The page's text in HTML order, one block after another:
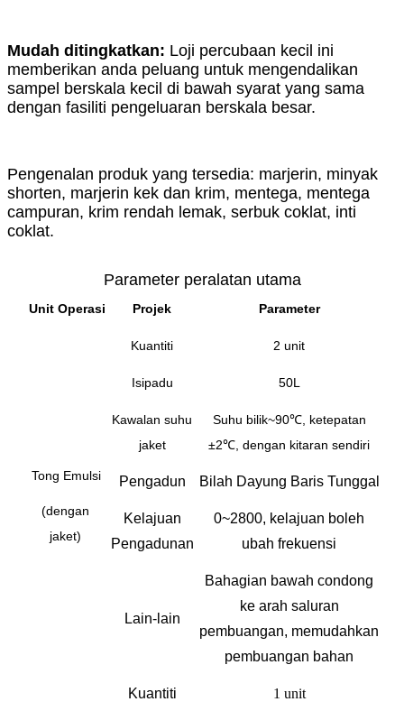
Mudah ditingkatkan: Loji percubaan kecil ini
memberikan anda peluang untuk mengendalikan
sampel berskala kecil di bawah syarat yang sama
dengan fasiliti pengeluaran berskala besar.
Pengenalan produk yang tersedia: marjerin, minyak
shorten, marjerin kek dan krim, mentega, mentega
campuran, krim rendah lemak, serbuk coklat, inti
coklat.
Parameter peralatan utama
Unit Operasi Projek Parameter
Tong Emulsi
(dengan
jaket)
Kuantiti 2 unit
Isipadu 50L
Kawalan suhu
jaket
Suhu bilik~90℃, ketepatan
±2℃, dengan kitaran sendiri
Pengadun Bilah Dayung Baris Tunggal
Kelajuan
Pengadunan
0~2800, kelajuan boleh
ubah frekuensi
Lain-lain
Bahagian bawah condong
ke arah saluran
pembuangan, memudahkan
pembuangan bahan
Kuantiti 1 unit